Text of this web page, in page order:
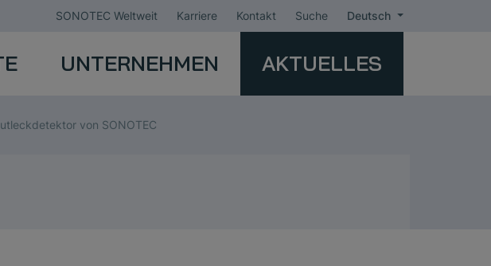
SONOTEC Weltweit Karriere Kontakt Suche Deutsch
UNTERNEHMEN AKTUELLES
von SONOTEC